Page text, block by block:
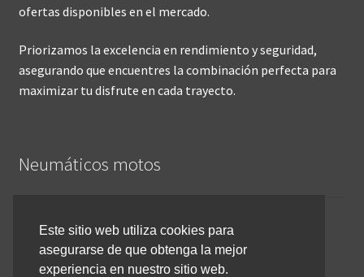
ofertas disponibles en el mercado.
Priorizamos la excelencia en rendimiento y seguridad,
asegurando que encuentres la combinación perfecta para
maximizar tu disfrute en cada trayecto.
Neumáticos motos
Inicio
Cómo comprar online
Este sitio web utiliza cookies para
asegurarse de que obtenga la mejor
experiencia en nuestro sitio web.